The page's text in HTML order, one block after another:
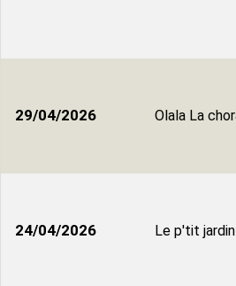
29/04/2026 Olala La
24/04/2026 Le p'tit